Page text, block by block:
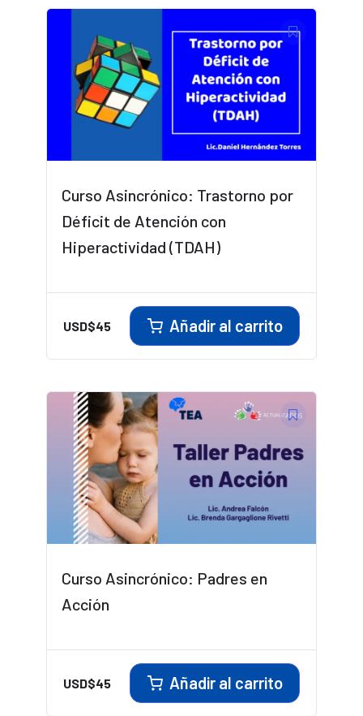
Curso Asincrónico: Trastorno por
Déficit de Atención con
Hiperactividad (TDAH)
USD$45 Añadir al carrito
Curso Asincrónico: Padres en
Acción
USD$45 Añadir al carrito